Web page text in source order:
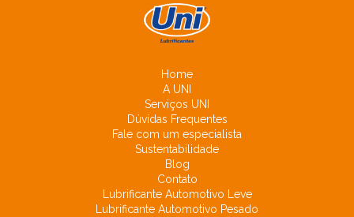
Home
A UNI
Serviços UNI
Dúvidas Frequentes
Fale com um especialista
Sustentabilidade
Blog
Contato
Lubrificante Automotivo Leve
Lubrificante Automotivo Pesado